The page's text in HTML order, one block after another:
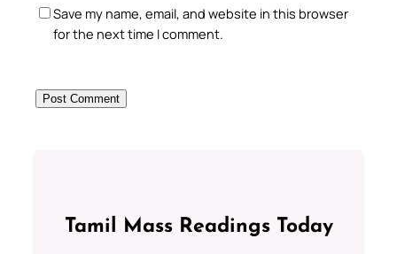
Save my name, email, and website in this browser
for the next time I comment.
Tamil Mass Readings Today